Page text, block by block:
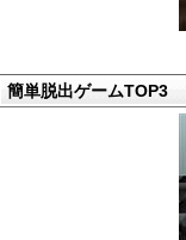
簡単脱出ゲームTOP3